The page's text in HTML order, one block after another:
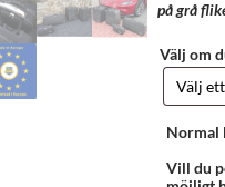
på grå
Välj om
Normal
Vill du